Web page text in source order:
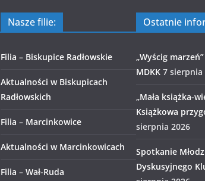
Nasze filie:
Filia – Biskupice Radłowskie
Aktualności w Biskupicach
Radłowskich
Filia – Marcinkowice
Aktualności w Marcinkowicach
Filia – Wał-Ruda
Ostatnie
„Wyścig
MDKK 7 sierpnia
„Mała książka-
Książkowa
sierpnia 2026
Spotkanie
Dyskusyjnego